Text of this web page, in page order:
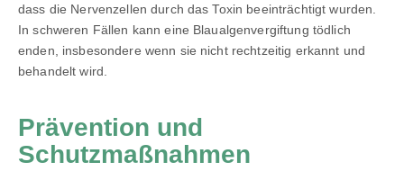
dass die Nervenzellen durch das Toxin beeinträchtigt wurden.
In schweren Fällen kann eine Blaualgenvergiftung tödlich
enden, insbesondere wenn sie nicht rechtzeitig erkannt und
behandelt wird.
Prävention und
Schutzmaßnahmen